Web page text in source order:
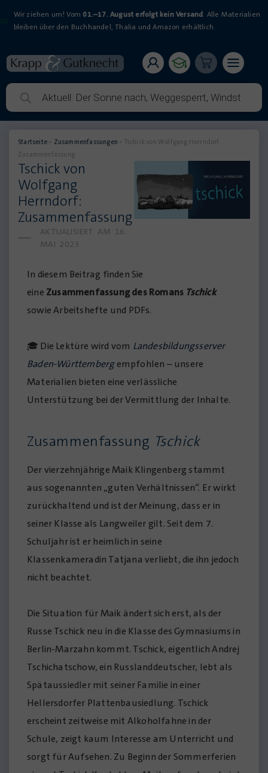
Wir ziehen um! Vom 01.–17. August erfolgt kein Versand. Alle Materialien
bleiben über den Buchhandel, Thalia und Amazon erhältlich.
Startseite » Zusammenfassungen » Tschick von Wolfgang Herrndorf:
Zusammenfassung
Tschick von
Wolfgang
Herrndorf:
Zusammenfassung
AKTUALISIERT AM 16.
MAI 2023
In diesem Beitrag finden Sie
eine Zusammenfassung des Romans Tschick
sowie Arbeitshefte und PDFs.
🎓 Die Lektüre wird vom Landesbildungsserver
Baden-Württembergempfohlen – unsere
Materialien bieten eine verlässliche
Unterstützung bei der Vermittlung der Inhalte.
Zusammenfassung Tschick
Der vierzehnjährige Maik Klingenberg stammt
aus sogenannten „guten Verhältnissen“. Er wirkt
zurückhaltend und ist der Meinung, dass er in
seiner Klasse als Langweiler gilt. Seit dem 7.
Schuljahr ist er heimlich in seine
Klassenkameradin Tatjana verliebt, die ihn jedoch
nicht beachtet.
Die Situation für Maik ändert sich erst, als der
Russe Tschick neu in die Klasse des Gymnasiums in
Berlin-Marzahn kommt. Tschick, eigentlich Andrej
Tschichatschow, ein Russlanddeutscher, lebt als
Spätaussiedler mit seiner Familie in einer
Hellersdorfer Plattenbausiedlung. Tschick
erscheint zeitweise mit Alkoholfahne in der
Schule, zeigt kaum Interesse am Unterricht und
sorgt für Aufsehen. Zu Beginn der Sommerferien